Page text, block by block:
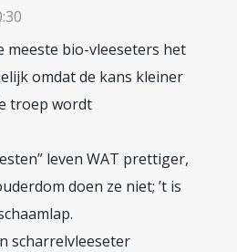
meeste bio-vleeseters het
omdat de kans kleiner
troep wordt
leven WAT prettiger,
doen ze niet; ’t is
scharrelvleeseter